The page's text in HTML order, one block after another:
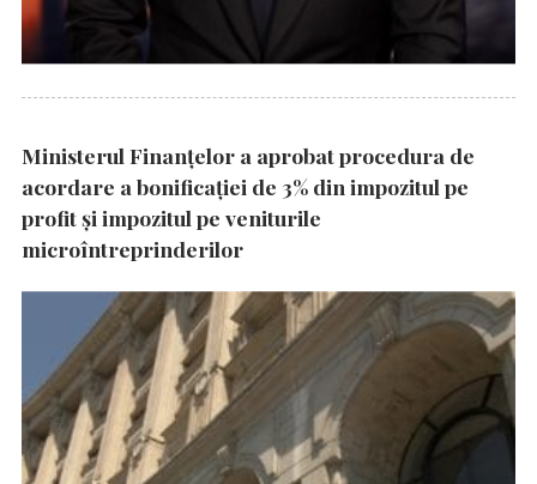
Ministerul Finanțelor a aprobat procedura de
acordare a bonificației de 3% din impozitul pe
profit și impozitul pe veniturile
microîntreprinderilor